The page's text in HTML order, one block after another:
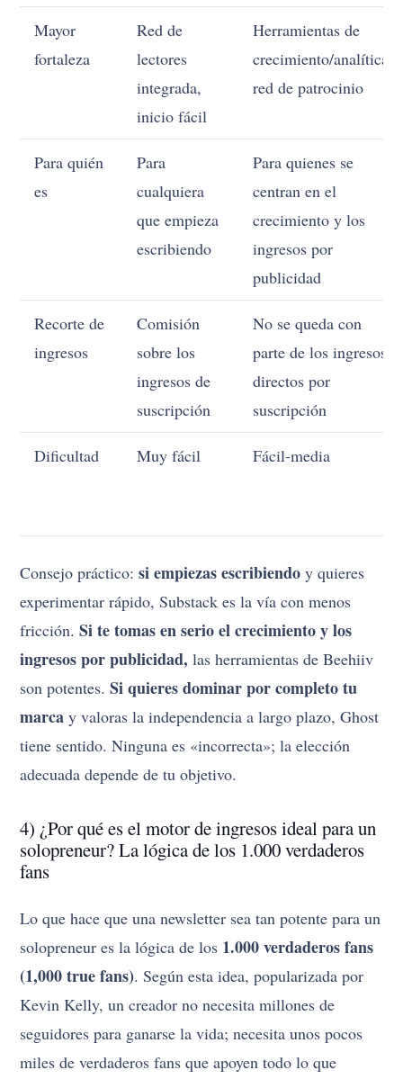
Mayor
fortaleza
Red de
lectores
integrada,
inicio fácil
Herramientas de
crecimiento/analítica,
red de patrocinio
Para quién
es
Para
cualquiera
que empieza
escribiendo
Para quienes se
centran en el
crecimiento y los
ingresos por
publicidad
Recorte de
ingresos
Comisión
sobre los
ingresos de
suscripción
No se queda con
parte de los ingresos
directos por
suscripción
Dificultad Muy fácil Fácil-media
Consejo práctico:si empiezas escribiendo y quieres
experimentar rápido, Substack es la vía con menos
fricción.Si te tomas en serio el crecimiento y los
ingresos por publicidad, las herramientas de Beehiiv
son potentes.Si quieres dominar por completo tu
marca y valoras la independencia a largo plazo, Ghost
tiene sentido. Ninguna es «incorrecta»; la elección
adecuada depende de tu objetivo.
4) ¿Por qué es el motor de ingresos ideal para un
solopreneur? La lógica de los 1.000 verdaderos
fans
Lo que hace que una newsletter sea tan potente para un
solopreneur es la lógica de los 1.000 verdaderos fans
(1,000 true fans). Según esta idea, popularizada por
Kevin Kelly, un creador no necesita millones de
seguidores para ganarse la vida; necesita unos pocos
miles de verdaderos fans que apoyen todo lo que